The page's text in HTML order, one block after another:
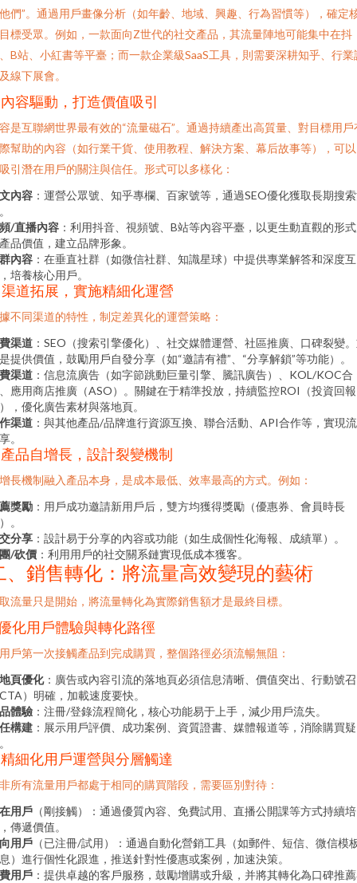
們”。通過用戶畫像分析（如年齡、地域、興趣、行為習慣等），確定
標受眾。例如，一款面向Z世代的社交產品，其流量陣地可能集中在抖
B站、小紅書等平臺；而一款企業級SaaS工具，則需要深耕知乎、行業
線下展會。
內容驅動，打造價值吸引
是互聯網世界最有效的“流量磁石”。通過持續產出高質量、對目標用戶
幫助的內容（如行業干貨、使用教程、解決方案、幕后故事等），可
引潛在用戶的關注與信任。形式可以多樣化：
內容 ：運營公眾號、知乎專欄、百家號等，通過SEO優化獲取長期搜
/直播內容 ：利用抖音、視頻號、B站等內容平臺，以更生動直觀的形
品價值，建立品牌形象。
內容 ：在垂直社群（如微信社群、知識星球）中提供專業解答和深度互
培養核心用戶。
渠道拓展，實施精細化運營
不同渠道的特性，制定差異化的運營策略：
渠道 ：SEO（搜索引擎優化）、社交媒體運營、社區推廣、口碑裂變
提供價值，鼓勵用戶自發分享（如“邀請有禮”、“分享解鎖”等功能）。
渠道 ：信息流廣告（如字節跳動巨量引擎、騰訊廣告）、KOL/KOC合
應用商店推廣（ASO）。關鍵在于精準投放，持續監控ROI（投資回報
，優化廣告素材與落地頁。
渠道 ：與其他產品/品牌進行資源互換、聯合活動、API合作等，實現
。
產品自增長，設計裂變機制
長機制融入產品本身，是成本最低、效率最高的方式。例如：
獎勵 ：用戶成功邀請新用戶后，雙方均獲得獎勵（優惠券、會員時長
。
分享 ：設計易于分享的內容或功能（如生成個性化海報、成績單）。
/砍價 ：利用用戶的社交關系鏈實現低成本獲客。
、銷售轉化：將流量高效變現的藝術
流量只是開始，將流量轉化為實際銷售額才是最終目標。
優化用戶體驗與轉化路徑
戶第一次接觸產品到完成購買，整個路徑必須流暢無阻：
頁優化：廣告或內容引流的落地頁必須信息清晰、價值突出、行動號召
）明確，加載速度要快。
體驗 ：注冊/登錄流程簡化，核心功能易于上手，減少用戶流失。
構建 ：展示用戶評價、成功案例、資質證書、媒體報道等，消除購買疑
精細化用戶運營與分層觸達
所有流量用戶都處于相同的購買階段，需要區別對待：
用戶 （剛接觸）：通過優質內容、免費試用、直播公開課等方式持續培
傳遞價值。
用戶 （已注冊/試用）：通過自動化營銷工具（如郵件、短信、微信模
）進行個性化跟進，推送針對性優惠或案例，加速決策。
用戶 ：提供卓越的客戶服務，鼓勵增購或升級，并將其轉化為口碑推